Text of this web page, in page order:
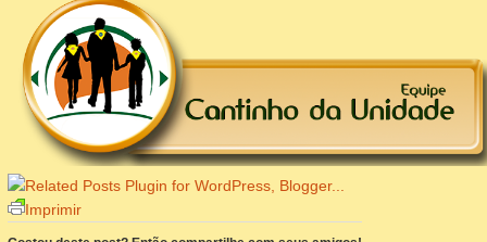
Imprimir